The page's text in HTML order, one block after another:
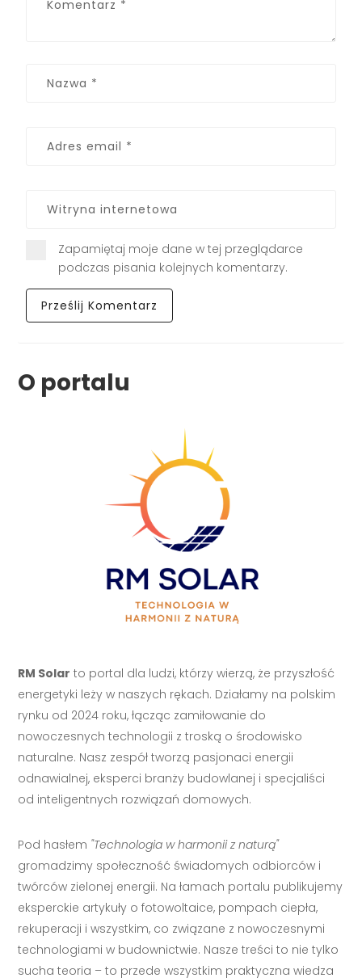
Zapamiętaj moje dane w tej przeglądarce
podczas pisania kolejnych komentarzy.
O portalu
RM Solar to portal dla ludzi, którzy wierzą, że przyszłość
energetyki leży w naszych rękach. Działamy na polskim
rynku od 2024 roku, łącząc zamiłowanie do
nowoczesnych technologii z troską o środowisko
naturalne. Nasz zespół tworzą pasjonaci energii
odnawialnej, eksperci branży budowlanej i specjaliści
od inteligentnych rozwiązań domowych.
Pod hasłem "Technologia w harmonii z naturą"
gromadzimy społeczność świadomych odbiorców i
twórców zielonej energii. Na łamach portalu publikujemy
eksperckie artykuły o fotowoltaice, pompach ciepła,
rekuperacji i wszystkim, co związane z nowoczesnymi
technologiami w budownictwie. Nasze treści to nie tylko
sucha teoria – to przede wszystkim praktyczna wiedza